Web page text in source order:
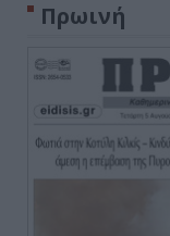
Πρωινή